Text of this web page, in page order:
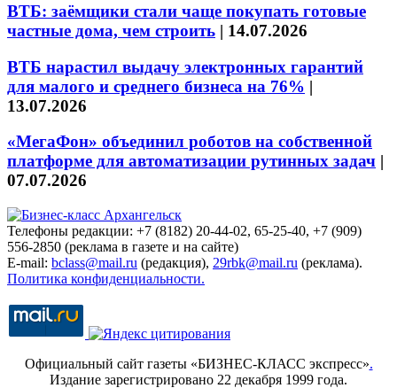
ВТБ: заёмщики стали чаще покупать готовые
частные дома, чем строить | 14.07.2026
ВТБ нарастил выдачу электронных гарантий
для малого и среднего бизнеса на 76% |
13.07.2026
«МегаФон» объединил роботов на собственной
платформе для автоматизации рутинных задач |
07.07.2026
Телефоны редакции: +7 (8182) 20-44-02, 65-25-40, +7 (909)
556-2850 (реклама в газете и на сайте)
E-mail: bclass@mail.ru (редакция), 29rbk@mail.ru (реклама).
Политика конфиденциальности.
Официальный сайт газеты «БИЗНЕС-КЛАСС экспресс».
Издание зарегистрировано 22 декабря 1999 года.